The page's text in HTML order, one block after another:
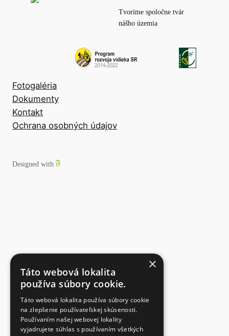
Tvoríme spoločne tvár
nášho územia
Fotogaléria
Dokumenty
Kontakt
Ochrana osobných údajov
Designed with
×
Táto webová lokalita
používa súbory cookie.
Táto webová lokalita používa súbory cookie
na zlepšenie používateľskej skúsenosti.
Používaním našej webovej lokality
vyjadrujete súhlas s používaním všetkých